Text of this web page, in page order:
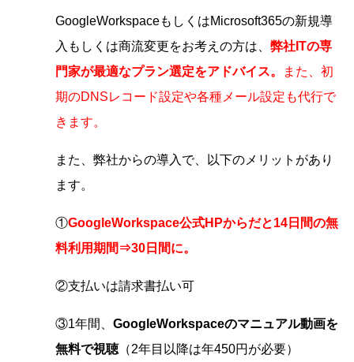
GoogleWorkspaceもしくはMicrosoft365の新規導
入もしくは商流変更をお考えの方は、 弊社ITの専
門家が最適なプラン選定をアドバイス。
また、初
期のDNSレコード設定や各種メール設定も代行で
きます。
また、弊社からの導入で、以下のメリットがあり
ます。
①GoogleWorkspace公式HPからだと14日間の無
料利用期間⇒30日間に。
②支払いは請求書払い可
③1年間、 GoogleWorkspaceのマニュアル動画を
無料で視聴（2年目以降は年450円が必要）